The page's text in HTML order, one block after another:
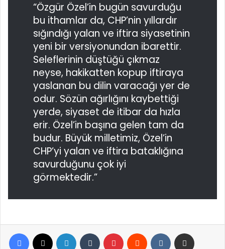
“Özgür Özel’in bugün savurduğu
bu ithamlar da, CHP’nin yıllardır
sığındığı yalan ve iftira siyasetinin
yeni bir versiyonundan ibarettir.
Seleflerinin düştüğü çıkmaz
neyse, hakikatten kopup iftiraya
yaslanan bu dilin varacağı yer de
odur. Sözün ağırlığını kaybettiği
yerde, siyaset de itibar da hızla
erir. Özel’in başına gelen tam da
budur. Büyük milletimiz, Özel’in
CHP’yi yalan ve iftira bataklığına
savurduğunu çok iyi
görmektedir.”
Facebook LinkedIn Tumblr Pinterest Reddit VKontakte